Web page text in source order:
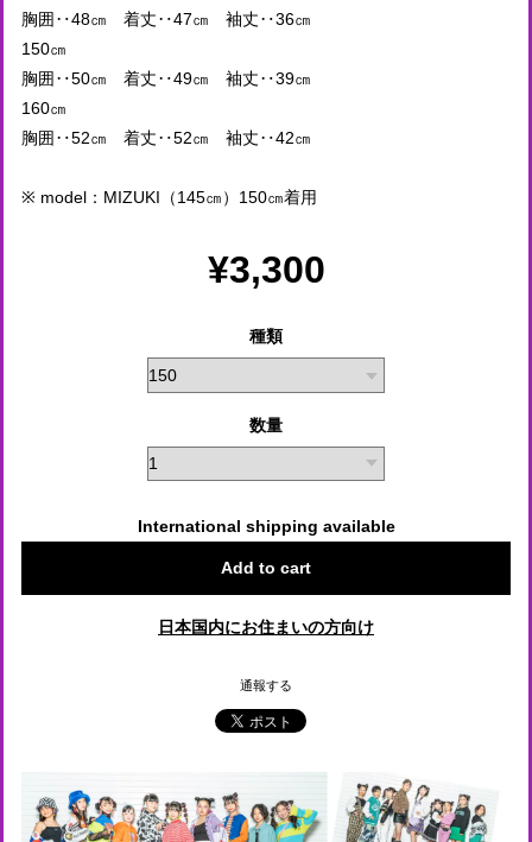
胸囲‥48㎝ 着丈‥47㎝ 袖丈‥36㎝
150㎝
胸囲‥50㎝ 着丈‥49㎝ 袖丈‥39㎝
160㎝
胸囲‥52㎝ 着丈‥52㎝ 袖丈‥42㎝
※ model：MIZUKI（145㎝）150㎝着用
¥3,300
種類
数量
International shipping available
Add to cart
日本国内にお住まいの方向け
通報する